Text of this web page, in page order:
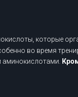
которые
во время